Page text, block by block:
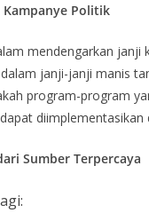
Politik
mendengarkan janji
janji-janji manis
program-program
diimplementasikan
Sumber Terpercaya